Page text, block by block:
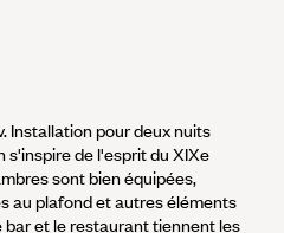
Installation pour deux nuits
s'inspire de l'esprit du XIXe
sont bien équipées,
au plafond et autres éléments
et le restaurant tiennent les